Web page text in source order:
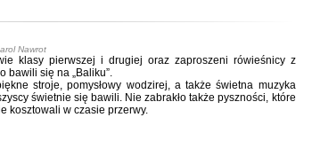
Nawrot
klasy pierwszej i drugiej oraz zaproszeni rówieśnicy z
bawili się na „Baliku”.
stroje, pomysłowy wodzirej, a także świetna muzyka
świetnie się bawili. Nie zabrakło także pyszności, które
kosztowali w czasie przerwy.